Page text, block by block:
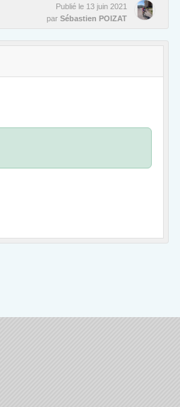
Publié le 13 juin 2021
par Sébastien POIZAT